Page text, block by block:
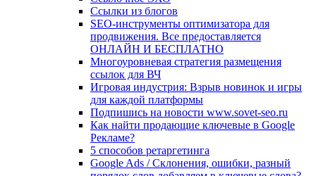
Ссылки из блогов
SEO-инструменты оптимизатора для
продвижения. Все предоставляется
ОНЛАЙН И БЕСПЛАТНО
Многоуровневая стратегия размещения
ссылок для ВЧ
Игровая индустрия: Взрыв новинок и игры
для каждой платформы
Подпишись на новости www.sovet-seo.ru
Как найти продающие ключевые в Google
Рекламе?
5 способов ретаргетинга
Google Ads / Склонения, ошибки, разный